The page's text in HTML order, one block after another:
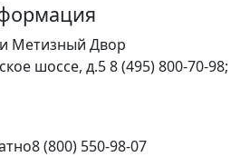
Метизный Двор
шоссе, д.58 (495) 800-70-98;
8 (800) 550-98-07